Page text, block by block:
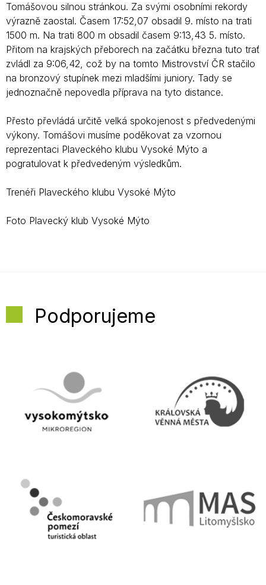
Tomášovou silnou stránkou. Za svými osobními rekordy
výrazně zaostal. Časem 17:52,07 obsadil 9. místo na trati
1500 m. Na trati 800 m obsadil časem 9:13,43 5. místo.
Přitom na krajských přeborech na začátku března tuto trať
zvládl za 9:06,42, což by na tomto Mistrovství ČR stačilo
na bronzový stupínek mezi mladšími juniory. Tady se
jednoznačně nepovedla příprava na tyto distance.
Přesto převládá určitě velká spokojenost s předvedenými
výkony. Tomášovi musíme poděkovat za vzornou
reprezentaci Plaveckého klubu Vysoké Mýto a
pogratulovat k předvedeným výsledkům.
Trenéři Plaveckého klubu Vysoké Mýto
Foto Plavecký klub Vysoké Mýto
Podporujeme